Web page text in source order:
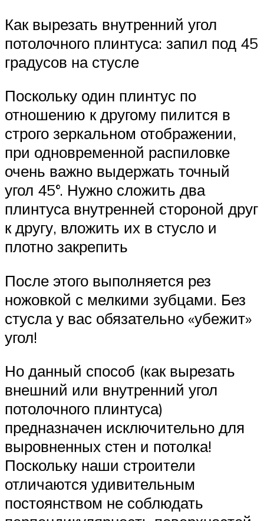
Как вырезать внутренний угол
потолочного плинтуса: запил под 45
градусов на стусле
Поскольку один плинтус по
отношению к другому пилится в
строго зеркальном отображении,
при одновременной распиловке
очень важно выдержать точный
угол 45°. Нужно сложить два
плинтуса внутренней стороной друг
к другу, вложить их в стусло и
плотно закрепить
После этого выполняется рез
ножовкой с мелкими зубцами. Без
стусла у вас обязательно «убежит»
угол!
Но данный способ (как вырезать
внешний или внутренний угол
потолочного плинтуса)
предназначен исключительно для
выровненных стен и потолка!
Поскольку наши строители
отличаются удивительным
постоянством не соблюдать